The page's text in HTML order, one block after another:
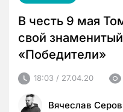
В честь 9 мая
свой
«Победители»
18:03 / 27.04.20
Вячеслав Серов